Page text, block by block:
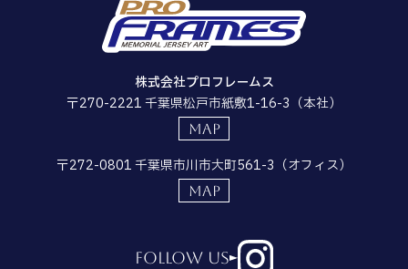
株式会社プロフレームス
〒270-2221 千葉県松戸市紙敷1-16-3（本社）
MAP
〒272-0801 千葉県市川市大町561-3（オフィス）
MAP
follow us